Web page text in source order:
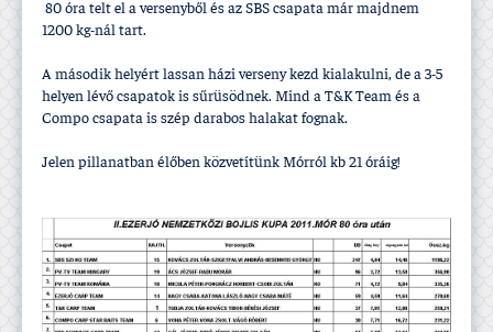
80 óra telt el a versenyből és az SBS csapata már majdnem
1200 kg-nál tart.
A második helyért lassan házi verseny kezd kialakulni, de a 3-5
helyen lévő csapatok is sűrüsödnek. Mind a T&K Team és a
Compo csapata is szép darabos halakat fognak.
Jelen pillanatban élőben közvetí­tünk Mórról kb 21 óráig!